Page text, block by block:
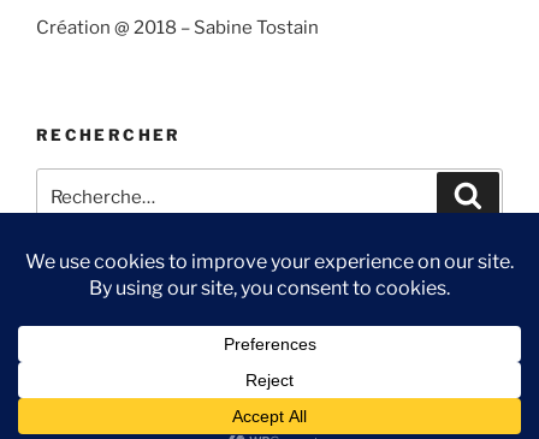
Création @ 2018 – Sabine Tostain
RECHERCHER
pour
Suivre
Me
Ma
Tube
Contact
Fièrement propulsé par WordPress